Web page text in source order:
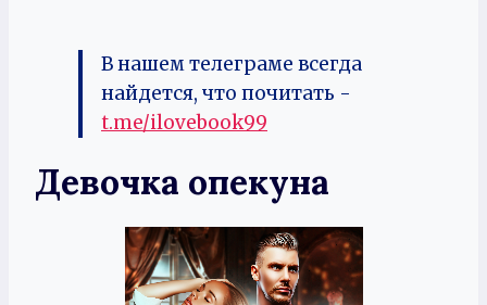
В нашем телеграме всегда
найдется, что почитать -
t.me/ilovebook99
Девочка опекуна